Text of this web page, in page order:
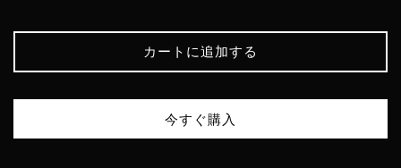
カートに追加する
今すぐ購入